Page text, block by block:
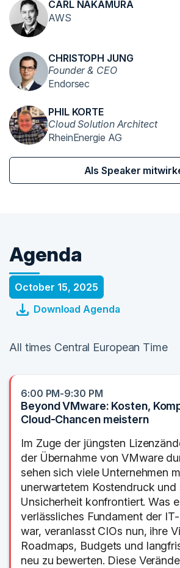
CARL NAKAMURA
AWS
CHRISTOPH JUNG
Founder & CEO
Endorsec
PHIL KORTE
Cloud Solution Architect
RheinEnergie AG
Als Speaker
Agenda
October 15, 2025
Download Agenda
All times Central European Time
6:00 PM-9:30 PM
Beyond VMware: Kosten,
Cloud-Chancen meistern
Im Zuge der jüngsten
der Übernahme von VMware
sehen sich viele Unternehmen
unerwartetem Kostendruck
Unsicherheit konfrontiert. Was
verlässliches Fundament der
war, veranlasst CIOs nun, ihre
Roadmaps, Budgets und
neu zu bewerten. Diese